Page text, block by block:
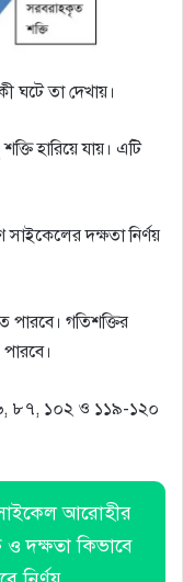
ঘটে তা দেখায়।
হারিয়ে যায়। এটি
সাইকেলের দক্ষতা নির্ণয়
পারবে। গতিশক্তির
৮৭, ১০২ ও ১১৯-১২০
আরোহীর
ও দক্ষতা কিভাবে